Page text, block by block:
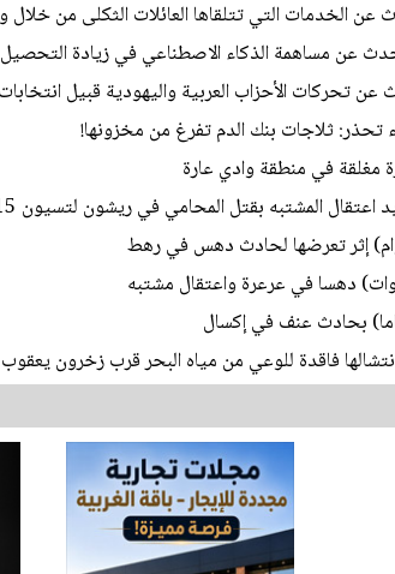
الخدمات التي تتلقاها العائلات الثكلى من خلال
عن مساهمة الذكاء الاصطناعي في زيادة التحصيل
تحركات الأحزاب العربية واليهودية قبيل
تحذر: ثلاجات بنك الدم تفرغ من مخزونها!
مغلقة في منطقة وادي عارة
المشتبه بقتل المحامي في ريشون لتسيون 15 يوما
انتشالها فاقدة للوعي من مياه البحر قرب زخرون يعقوب